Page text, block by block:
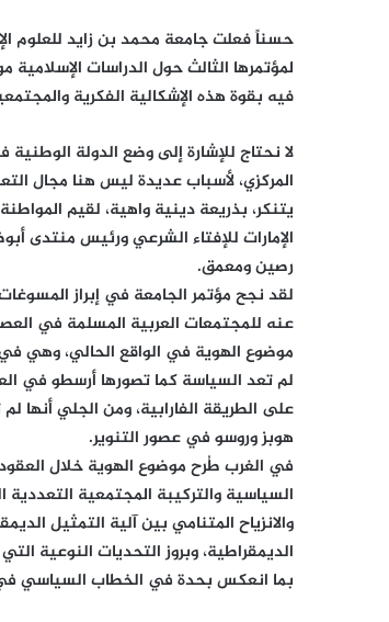
حسناً فعلت جامعة محمد بن زايد للعلوم
لمؤتمرها الثالث حول الدراسات
فيه بقوة هذه الإشكالية الفكرية
لا نحتاج للإشارة إلى وضع الدولة
المركزي، لأسباب عديدة ليس هنا مجال
يتنكر، بذريعة دينية واهية، لقيم
الإمارات للإفتاء الشرعي ورئيس منتدى
رصين ومعمق.
لقد نجح مؤتمر الجامعة في إبراز
عنه للمجتمعات العربية المسلمة في
موضوع الهوية في الواقع الحالي، وهي
لم تعد السياسة كما تصورها أرسطو في
على الطريقة الفارابية، ومن الجلي أنها
هوبز وروسو في عصور التنوير.
في الغرب طُرح موضوع الهوية خلال العقود
السياسية والتركيبة المجتمعية
والانزياح المتنامي بين آلية التمثيل
الديمقراطية، وبروز التحديات النوعية
بما انعكس بحدة في الخطاب السياسي في